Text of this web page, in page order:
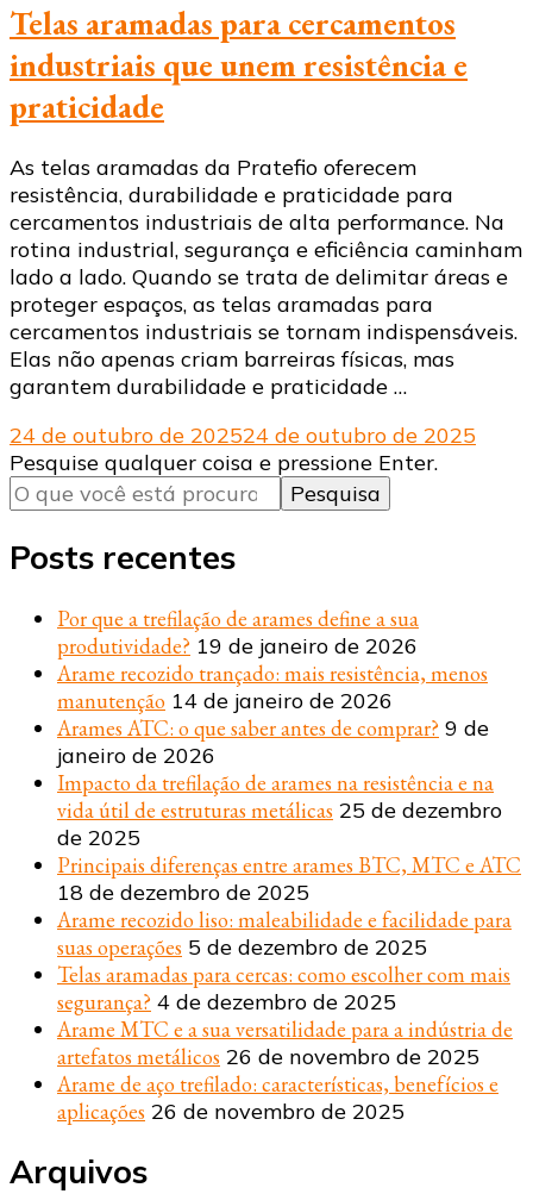
Telas aramadas para cercamentos
industriais que unem resistência e
praticidade
As telas aramadas da Pratefio oferecem
resistência, durabilidade e praticidade para
cercamentos industriais de alta performance. Na
rotina industrial, segurança e eficiência caminham
lado a lado. Quando se trata de delimitar áreas e
proteger espaços, as telas aramadas para
cercamentos industriais se tornam indispensáveis.
Elas não apenas criam barreiras físicas, mas
garantem durabilidade e praticidade …
24 de outubro de 202524 de outubro de 2025
Procurando
algo?
Pesquise qualquer coisa e pressione Enter.
Posts recentes
Por que a trefilação de arames define a sua
produtividade? 19 de janeiro de 2026
Arame recozido trançado: mais resistência, menos
manutenção 14 de janeiro de 2026
Arames ATC: o que saber antes de comprar? 9 de
janeiro de 2026
Impacto da trefilação de arames na resistência e na
vida útil de estruturas metálicas 25 de dezembro
de 2025
Principais diferenças entre arames BTC, MTC e ATC
18 de dezembro de 2025
Arame recozido liso: maleabilidade e facilidade para
suas operações 5 de dezembro de 2025
Telas aramadas para cercas: como escolher com mais
segurança? 4 de dezembro de 2025
Arame MTC e a sua versatilidade para a indústria de
artefatos metálicos 26 de novembro de 2025
Arame de aço trefilado: características, benefícios e
aplicações 26 de novembro de 2025
Arquivos